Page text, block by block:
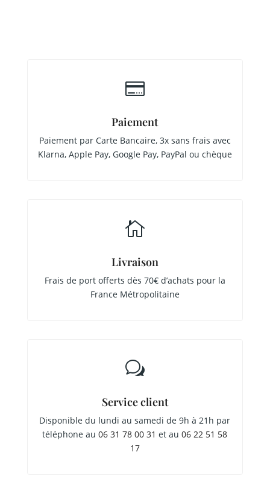

Paiement
Paiement par Carte Bancaire, 3x sans frais avec
Klarna, Apple Pay, Google Pay, PayPal ou chèque

Livraison
Frais de port offerts dès 70€ d’achats pour la
France Métropolitaine
w
Service client
Disponible du lundi au samedi de 9h à 21h par
téléphone au06 31 78 00 31 et au06 22 51 58
17